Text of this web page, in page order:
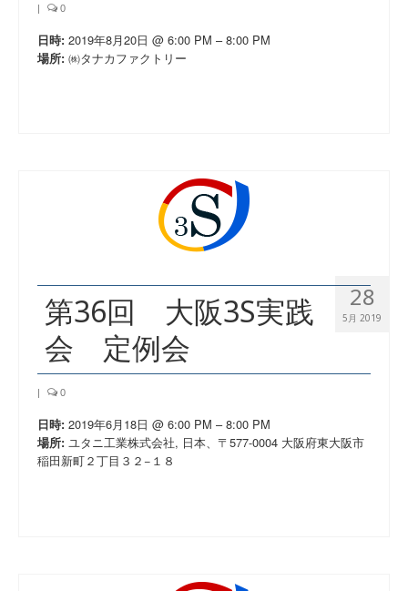
| 0
日時: 2019年8月20日 @ 6:00 PM – 8:00 PM
場所: ㈱タナカファクトリー
28
5月 2019
第36回 大阪3S実践
会 定例会
0
日時: 2019年6月18日 @ 6:00 PM – 8:00 PM
場所: ユタニ工業株式会社, 日本、〒577-0004 大阪府東大阪市
稲田新町２丁目３２−１８